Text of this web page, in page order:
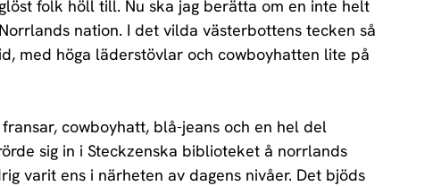
folk höll till. Nu ska jag berätta om en inte helt
nation. I det vilda västerbottens tecken så
med höga läderstövlar och cowboyhatten lite på
cowboyhatt, blå-jeans och en hel del
sig in i Steckzenska biblioteket å norrlands
varit ens i närheten av dagens nivåer. Det bjöds